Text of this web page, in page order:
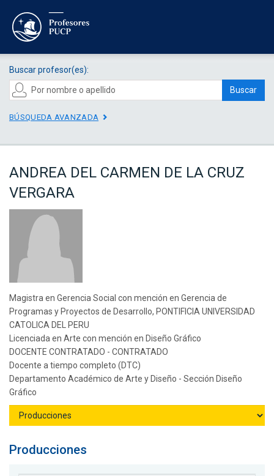
Buscar profesor(es):
Buscar
BÚSQUEDA AVANZADA
ANDREA DEL CARMEN DE LA CRUZ
VERGARA
Magistra en Gerencia Social con mención en Gerencia de
Programas y Proyectos de Desarrollo, PONTIFICIA UNIVERSIDAD
CATOLICA DEL PERU
Licenciada en Arte con mención en Diseño Gráfico
DOCENTE CONTRATADO - CONTRATADO
Docente a tiempo completo (DTC)
Departamento Académico de Arte y Diseño - Sección Diseño
Gráfico
Producciones